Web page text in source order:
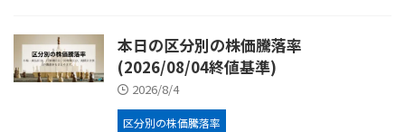
本日の区分別の株価騰落率
(2026/08/04終値基準)
2026/8/4
区分別の株価騰落率